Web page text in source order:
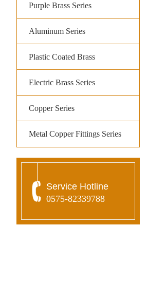
Purple Brass Series
Aluminum Series
Plastic Coated Brass
Electric Brass Series
Copper Series
Metal Copper Fittings Series
Service Hotline
0575-82339788